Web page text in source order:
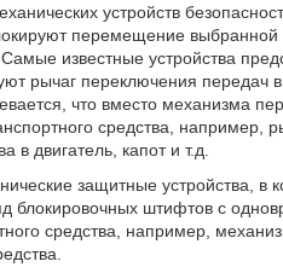
устройств
перемещение выбранной
известные устройства
рычаг переключения передач
что вместо механизма
средства, например,
двигатель, капот и т.д.
защитные устройства, в
блокировочных штифтов с
средства, например,